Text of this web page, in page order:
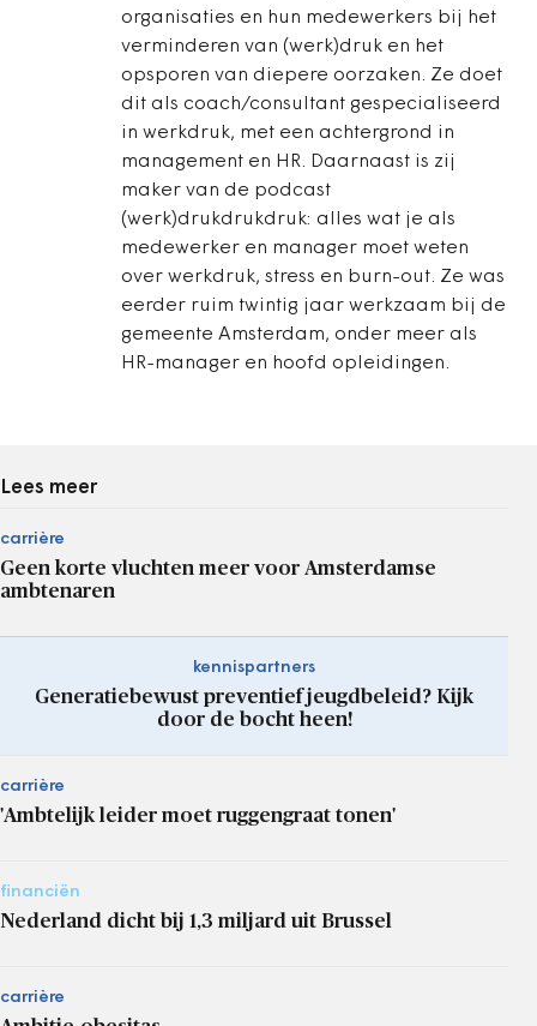
organisaties en hun medewerkers bij het
verminderen van (werk)druk en het
opsporen van diepere oorzaken. Ze doet
dit als coach/consultant gespecialiseerd
in werkdruk, met een achtergrond in
management en HR. Daarnaast is zij
maker van de podcast
(werk)drukdrukdruk: alles wat je als
medewerker en manager moet weten
over werkdruk, stress en burn-out. Ze was
eerder ruim twintig jaar werkzaam bij de
gemeente Amsterdam, onder meer als
HR-manager en hoofd opleidingen.
Lees meer
carrière
Geen korte vluchten meer voor Amsterdamse
ambtenaren
kennispartners
Generatiebewust preventief jeugdbeleid? Kijk
door de bocht heen!
carrière
'Ambtelijk leider moet ruggengraat tonen'
financiën
Nederland dicht bij 1,3 miljard uit Brussel
carrière